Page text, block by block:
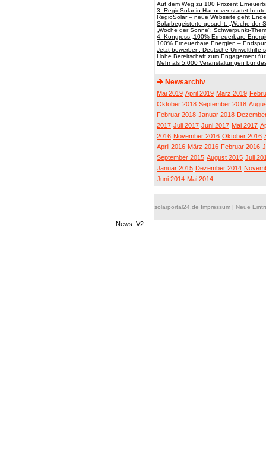
Auf dem Weg zu 100 Prozent
3. RegioSolar in Hannover startet heute
RegioSolar – neue Webseite geht
Solarbegeisterte gesucht: „Woche der
„Woche der Sonne“: Schwerpunkt-
4. Kongress „100% Erneuerbare-
100% Erneuerbare Energien –
Jetzt bewerben: Deutsche Umwelthilfe
Hohe Bereitschaft zum Engagement
Mehr als 5.000 Veranstaltungen
Newsarchiv
Mai 2019 April 2019 März 2019
Oktober 2018 September 2018
Februar 2018 Januar 2018
2017 Juli 2017 Juni 2017 Mai 2017
2016 November 2016 Oktober 2016
April 2016 März 2016 Februar 2016
September 2015 August 2015 Juli
Januar 2015 Dezember 2014
Juni 2014 Mai 2014
solarportal24.de Impressum | Neue
News_V2